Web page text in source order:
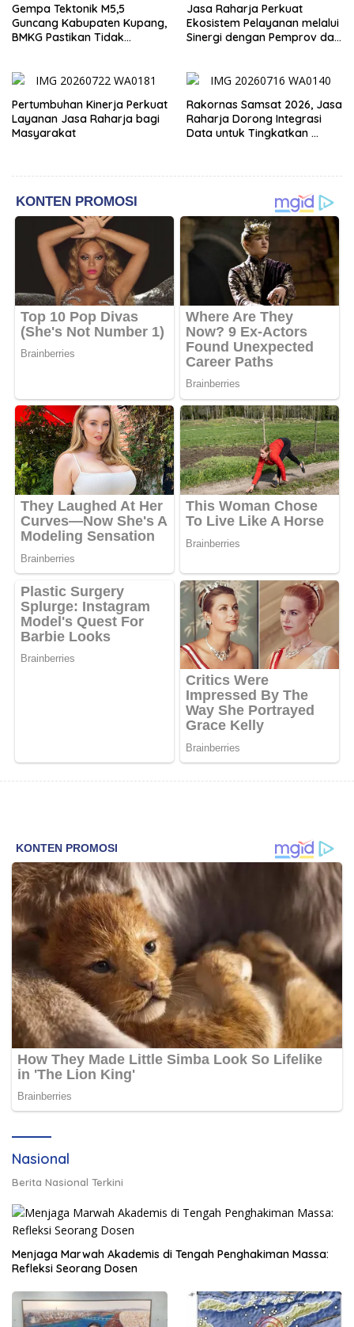
Gempa Tektonik M5,5
Guncang Kabupaten Kupang,
BMKG Pastikan Tidak
Jasa Raharja Perkuat
Ekosistem Pelayanan melalui
Sinergi dengan Pemprov dan
Pertumbuhan Kinerja Perkuat
Layanan Jasa Raharja bagi
Masyarakat
Rakornas Samsat 2026, Jasa
Raharja Dorong Integrasi
Data untuk Tingkatkan
Nasional
Berita Nasional Terkini
Menjaga Marwah Akademis di Tengah Penghakiman Massa:
Refleksi Seorang Dosen